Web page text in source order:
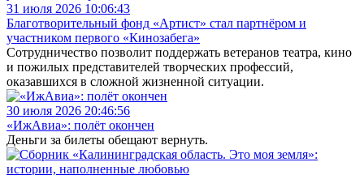
31 июля 2026 10:06:43
Благотворительный фонд «Артист» стал партнёром и
участником первого «Кинозабега»
Сотрудничество позволит поддержать ветеранов театра, кино
и пожилых представителей творческих профессий,
оказавшихся в сложной жизненной ситуации.
30 июля 2026 20:46:56
«ИжАвиа»: полёт окончен
Деньги за билеты обещают вернуть.